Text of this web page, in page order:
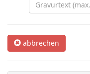
abbrechen